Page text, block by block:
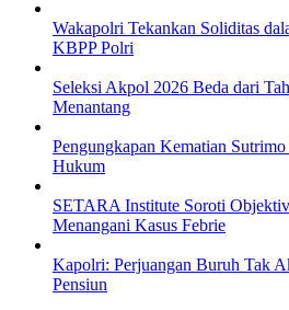
Wakapolri Tekankan Soliditas
KBPP Polri
Seleksi Akpol 2026 Beda dari
Menantang
Pengungkapan Kematian
Hukum
SETARA Institute Soroti
Menangani Kasus Febrie
Kapolri: Perjuangan Buruh Tak
Pensiun